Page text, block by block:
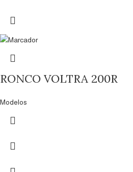
RONCO VOLTRA 200R
Modelos